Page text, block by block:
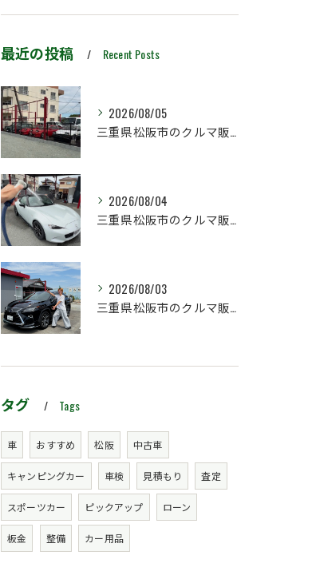
最近の投稿 Recent Posts
2026/08/05
三重県松阪市のクルマ販売店マーヴェリックカーズです‼️
2026/08/04
三重県松阪市のクルマ販売店マーヴェリックカーズです‼️
2026/08/03
三重県松阪市のクルマ販売店マーヴェリックカーズです‼️
タグ Tags
車 おすすめ 松阪 中古車
キャンピングカー 車検 見積もり 査定
スポーツカー ピックアップ ローン
板金 整備 カー用品